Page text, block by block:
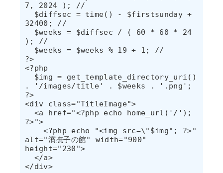
7, 2024 ); //
32400; //
); //
?>
<?php
. '/images/title' . $weeks . '.png';
?>
<div class="TitleImage">
?>">
    <?php echo "<img src=\"$img"; ?>"
alt="濱撫子の館" width="900"
height="230">
</div>